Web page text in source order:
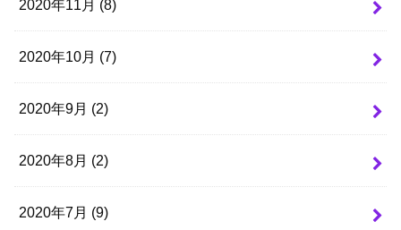
2020年11月 (8)
2020年10月 (7)
2020年9月 (2)
2020年8月 (2)
2020年7月 (9)